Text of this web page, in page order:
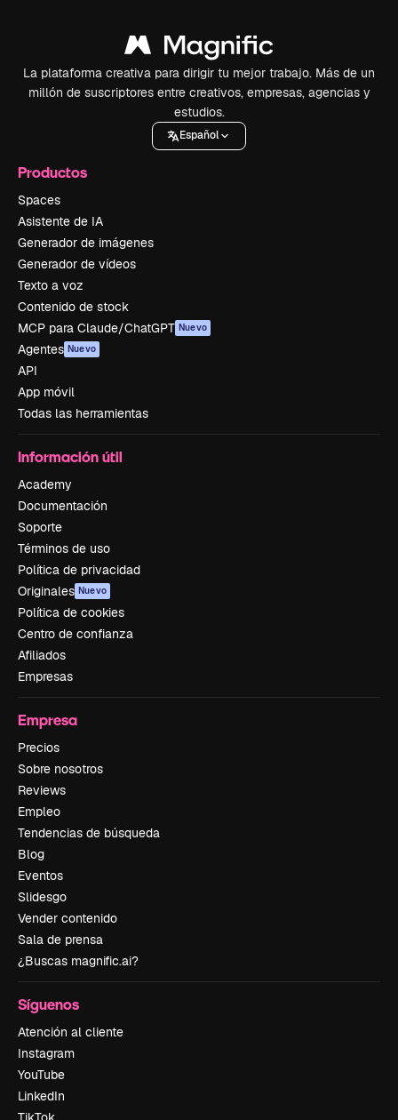
La plataforma creativa para dirigir tu mejor trabajo. Más de un
millón de suscriptores entre creativos, empresas, agencias y
estudios.
Español
Productos
Spaces
Asistente de IA
Generador de imágenes
Generador de vídeos
Texto a voz
Contenido de stock
MCP para Claude/ChatGPT Nuevo
Agentes Nuevo
API
App móvil
Todas las herramientas
Información útil
Academy
Documentación
Soporte
Términos de uso
Política de privacidad
Originales Nuevo
Política de cookies
Centro de confianza
Afiliados
Empresas
Empresa
Precios
Sobre nosotros
Reviews
Empleo
Tendencias de búsqueda
Blog
Eventos
Slidesgo
Vender contenido
Sala de prensa
¿Buscas magnific.ai?
Síguenos
Atención al cliente
Instagram
YouTube
LinkedIn